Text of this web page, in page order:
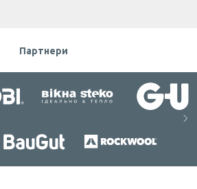
Партнери